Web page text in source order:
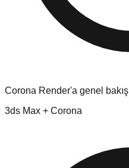
Corona Render'a genel bakış
3ds Max + Corona